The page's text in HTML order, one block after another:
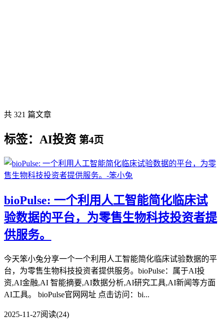
共 321 篇文章
标签：AI投资 第4页
bioPulse: 一个利用人工智能简化临床试
验数据的平台，为零售生物科技投资者提
供服务。
今天笨小兔分享一个一个利用人工智能简化临床试验数据的平
台，为零售生物科技投资者提供服务。bioPulse：属于AI投
资,AI金融,AI 智能摘要,AI数据分析,AI研究工具,AI新闻等方面
AI工具。 bioPulse官网网址 点击访问：bi...
2025-11-27阅读(24)